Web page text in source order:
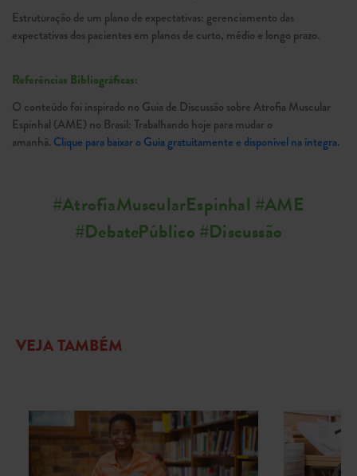
Estruturação de um plano de expectativas: gerenciamento das
expectativas dos pacientes em planos de curto, médio e longo prazo.
Referências Bibliográficas:
O conteúdo foi inspirado no Guia de Discussão sobre Atrofia Muscular
Espinhal (AME) no Brasil: Trabalhando hoje para mudar o
amanhã. Clique para baixar o Guia gratuitamente e disponível na íntegra.
#AtrofiaMuscularEspinhal #AME
#DebatePúblico #Discussão
VEJA TAMBÉM